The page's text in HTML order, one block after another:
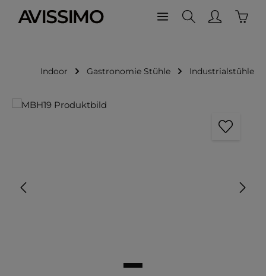
Zum Hauptinhalt springen
Indoor Gastronomie Stühle Industrialstühle
Bildergalerie überspringen